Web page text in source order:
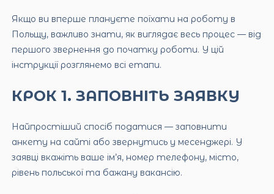
Якщо ви вперше плануєте поїхати на роботу в
Польщу, важливо знати, як виглядає весь процес — від
першого звернення до початку роботи. У цій
інструкції розглянемо всі етапи.
КРОК 1. ЗАПОВНІТЬ ЗАЯВКУ
Найпростіший спосіб податися — заповнити
анкету на сайті або звернутись у месенджері. У
заявці вкажіть ваше ім’я, номер телефону, місто,
рівень польської та бажану вакансію.